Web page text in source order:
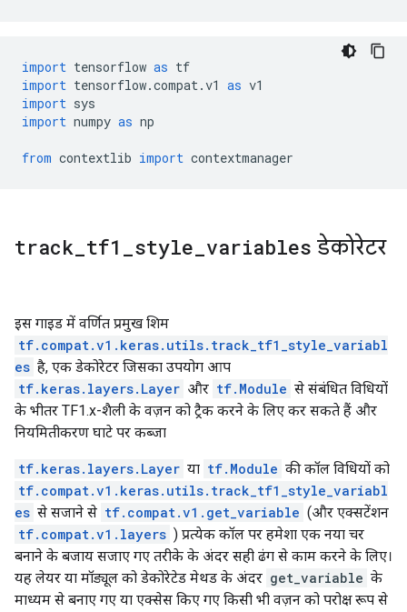
import tensorflow as tf
import tensorflow.compat.v1 as v1
import sys
import numpy as np
from contextlib import contextmanager
track tf1 style variables डेकोरेटर
इस गाइड में वर्णित प्रमुख शिम
tf.compat.v1.keras.utils.track_tf1_style_variabl
es है, एक डेकोरेटर जिसका उपयोग आप
tf.keras.layers.Layer और tf.Module से संबंधित विधियों
के भीतर TF1.x-शैली के वज़न को ट्रैक करने के लिए कर सकते हैं और
नियमितीकरण घाटे पर कब्जा
tf.keras.layers.Layer या tf.Module की कॉल विधियों को
tf.compat.v1.keras.utils.track_tf1_style_variabl
es से सजाने से tf.compat.v1.get_variable (और एक्सटेंशन
tf.compat.v1.layers ) प्रत्येक कॉल पर हमेशा एक नया चर
बनाने के बजाय सजाए गए तरीके के अंदर सही ढंग से काम करने के लिए।
यह लेयर या मॉड्यूल को डेकोरेटेड मेथड के अंदर get_variable के
माध्यम से बनाए गए या एक्सेस किए गए किसी भी वज़न को परोक्ष रूप से